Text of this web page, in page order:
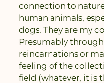
connection to
human animals,
dogs. They are my
Presumably
reincarnations or
feeling of the
field (whatever, it is